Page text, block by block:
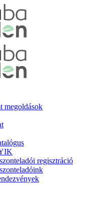
megoldások
regisztráció